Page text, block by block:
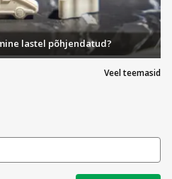
Veel teemasid
lastel põhjendatud?